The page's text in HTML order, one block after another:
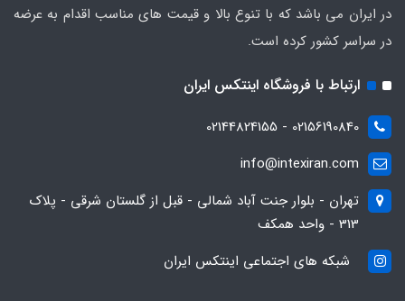
در ایران می باشد که با تنوع بالا و قیمت های مناسب اقدام به عرضه
در سراسر کشور کرده است.
ارتباط با فروشگاه اینتکس ایران
02156190840 - 02144824155
info@intexiran.com
تهران - بلوار جنت آباد شمالی - قبل از گلستان شرقی - پلاک
313 - واحد همکف
شبکه های اجتماعی اینتکس ایران